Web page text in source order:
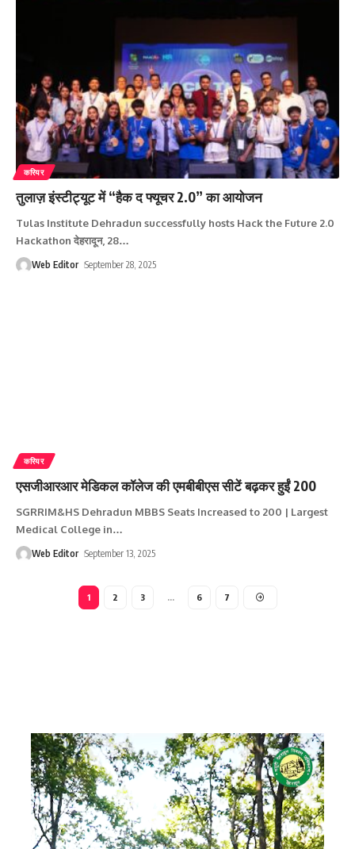
करियर
तुलाज़ इंस्टीट्यूट में “हैक द फ्यूचर 2.0” का आयोजन
Tulas Institute Dehradun successfully hosts Hack the Future 2.0
Hackathon देहरादून, 28…
Web Editor September 28, 2025
करियर
एसजीआरआर मेडिकल कॉलेज की एमबीबीएस सीटें बढ़कर हुईं 200
SGRRIM&HS Dehradun MBBS Seats Increased to 200 | Largest
Medical College in…
Web Editor September 13, 2025
1 2 3 … 6 7
Video
Player